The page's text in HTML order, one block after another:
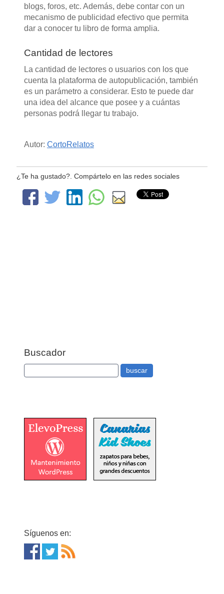
blogs, foros, etc. Además, debe contar con un
mecanismo de publicidad efectivo que permita
dar a conocer tu libro de forma amplia.
Cantidad de lectores
La cantidad de lectores o usuarios con los que
cuenta la plataforma de autopublicación, también
es un parámetro a considerar. Esto te puede dar
una idea del alcance que posee y a cuántas
personas podrá llegar tu trabajo.
Autor: CortoRelatos
¿Te ha gustado?. Compártelo en las redes sociales
Buscador
Síguenos en: